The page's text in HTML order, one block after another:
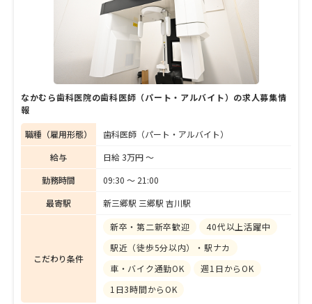
なかむら歯科医院の歯科医師（パート・アルバイト）の求人募集情
報
職種（雇用形態）
歯科医師（パート・アルバイト）
給与
日給 3万円 〜
勤務時間
09:30 〜 21:00
最寄駅
新三郷駅 三郷駅 吉川駅
こだわり条件
新卒・第二新卒歓迎
40代以上活躍中
駅近（徒歩5分以内）・駅ナカ
車・バイク通勤OK
週1日からOK
1日3時間からOK